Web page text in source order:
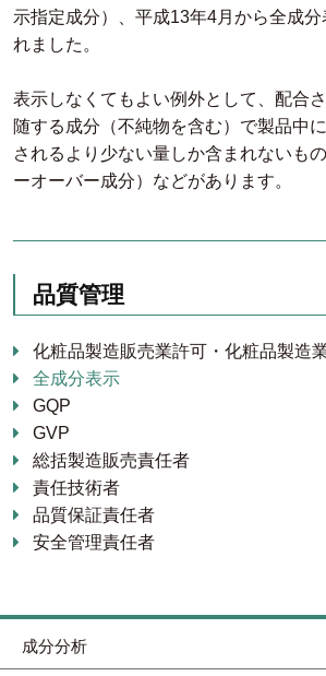
成分分析
示指定成分）、平成13年4月から全成分
れました。
表示しなくてもよい例外として、配合
随する成分（不純物を含む）で製品中
されるより少ない量しか含まれないも
ーオーバー成分）などがあります。
品質管理
化粧品製造販売業許可・化粧品製造
全成分表示
GQP
GVP
総括製造販売責任者
責任技術者
品質保証責任者
安全管理責任者